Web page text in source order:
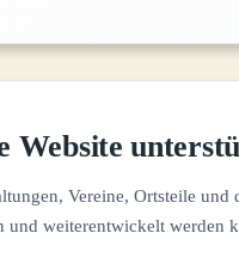
Website
Vereine, Ortsteile und
und weiterentwickelt werden